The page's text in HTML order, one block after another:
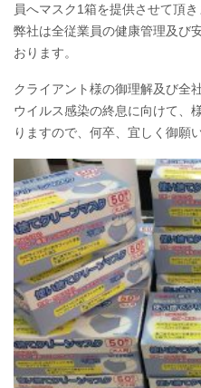
員へマスク1箱を提供させて頂き
弊社は全従業員の健康管理及び
おります。
クライアント様の御理解及び全
ウイルス感染の終息に向けて、
りますので、何卒、宜しく御願